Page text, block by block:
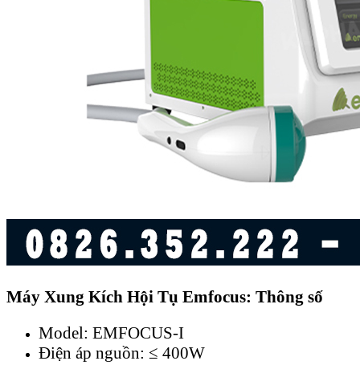
Máy Xung Kích Hội Tụ Emfocus: Thông số
Model: EMFOCUS-I
Điện áp nguồn: ≤ 400W